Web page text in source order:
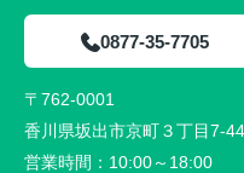
0877-35-7705
〒762-0001
香川県坂出市京町３丁目7-44
営業時間： 10:00～18:00